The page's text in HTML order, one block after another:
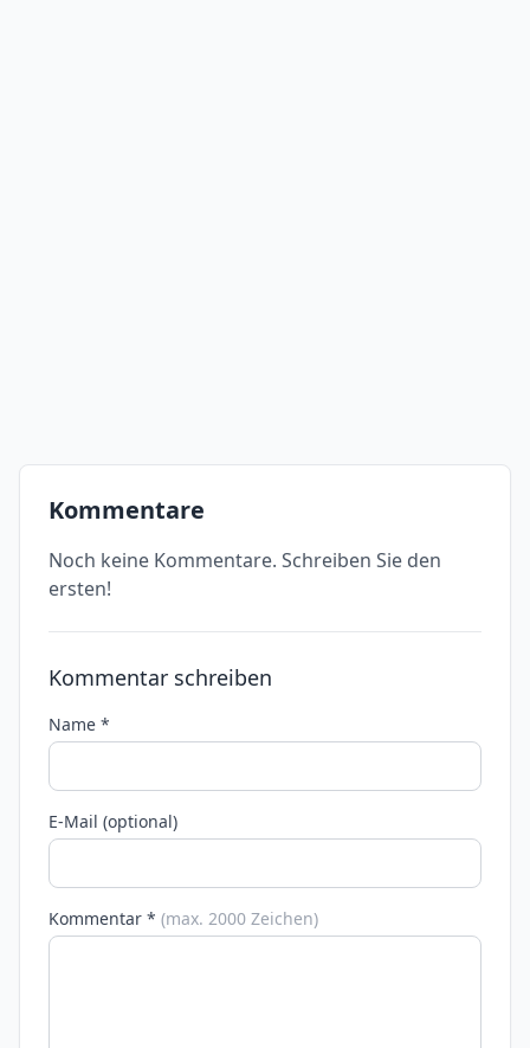
Kommentare
Noch keine Kommentare. Schreiben Sie den
ersten!
Kommentar schreiben
Name *
E-Mail (optional)
Kommentar * (max. 2000 Zeichen)